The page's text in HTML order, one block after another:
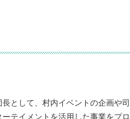
として、村内イベントの企画や司
テイメントを活用した事業をプロ